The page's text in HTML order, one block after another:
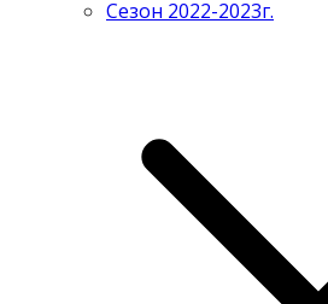
Сезон 2022-2023г.